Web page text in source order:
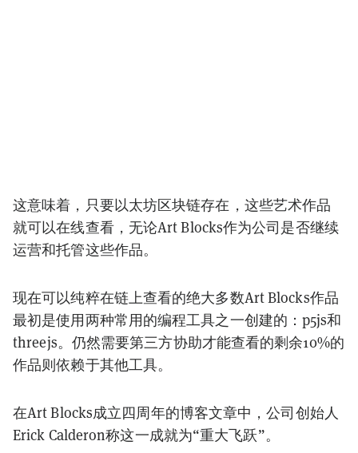
这意味着，只要以太坊区块链存在，这些艺术作品
就可以在线查看，无论Art Blocks作为公司是否继续
运营和托管这些作品。
现在可以纯粹在链上查看的绝大多数Art Blocks作品
最初是使用两种常用的编程工具之一创建的：p5js和
threejs。仍然需要第三方协助才能查看的剩余10%的
作品则依赖于其他工具。
在Art Blocks成立四周年的博客文章中，公司创始人
Erick Calderon称这一成就为“重大飞跃”。